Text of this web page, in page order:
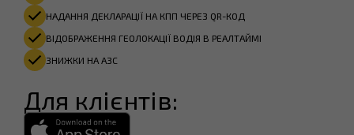
НАДАННЯ ДЕКЛАРАЦІЇ НА КПП ЧЕРЕЗ QR-КОД
ВІДОБРАЖЕННЯ ГЕОЛОКАЦІЇ ВОДІЯ В РЕАЛТАЙМІ
ЗНИЖКИ НА АЗС
Для клієнтів: